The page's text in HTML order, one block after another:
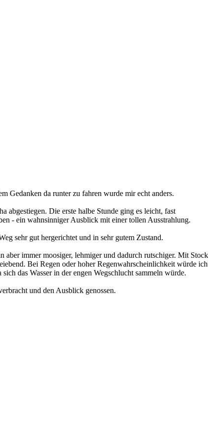
Gedanken da runter zu fahren wurde mir echt anders.
Die erste halbe Stunde ging es leicht, fast
- ein wahnsinniger Ausblick mit einer tollen Ausstrahlung.
sehr gut hergerichtet und in sehr gutem Zustand.
immer moosiger, lehmiger und dadurch rutschiger. Mit Stock
Bei Regen oder hoher Regenwahrscheinlichkeit würde ich
das Wasser in der engen Wegschlucht sammeln würde.
und den Ausblick genossen.